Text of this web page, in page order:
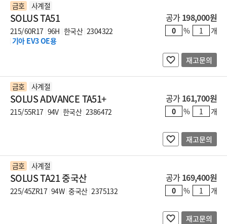
금호 사계절
SOLUS TA51
215/60R17 96H 한국산 2304322
기아 EV3 OE용
공가198,000원
% 개
재고문의
금호 사계절
SOLUS ADVANCE TA51+
215/55R17 94V 한국산 2386472
공가161,700원
% 개
재고문의
금호 사계절
SOLUS TA21 중국산
225/45ZR17 94W 중국산 2375132
공가169,400원
% 개
재고문의